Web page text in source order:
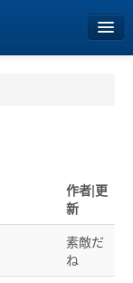
作者|更
新
素敵だ
ね